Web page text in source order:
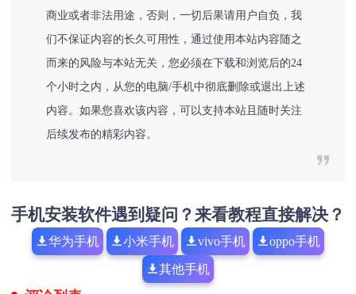
商业或者非法用途，否则，一切后果请用户自负，我
们不保证内容的长久可用性，通过使用本站内容随之
而来的风险与本站无关，您必须在下载和浏览后的24
个小时之内，从您的电脑/手机中彻底删除或退出上述
内容。如果您喜欢该内容，可以支持本站且随时关注
后续发布的精彩内容。
手机安装软件遇到疑问？来看教程直接解决？
华为手机 小米手机 vivo手机 oppo手机
其他手机